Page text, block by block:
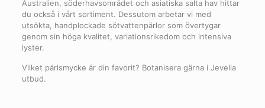
Australien, söderhavsområdet och asiatiska salta hav hittar
du också i vårt sortiment. Dessutom arbetar vi med
utsökta, handplockade sötvattenpärlor som övertygar
genom sin höga kvalitet, variationsrikedom och intensiva
lyster.
Vilket pärlsmycke är din favorit? Botanisera gärna i Jevelia
utbud.